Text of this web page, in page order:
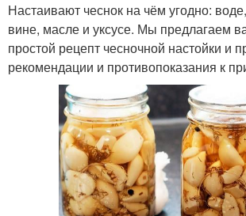
Настаивают чеснок на чём угодно:
вине, масле и уксусе. Мы предлагаем
простой рецепт чесночной настойки и
рекомендации и противопоказания к